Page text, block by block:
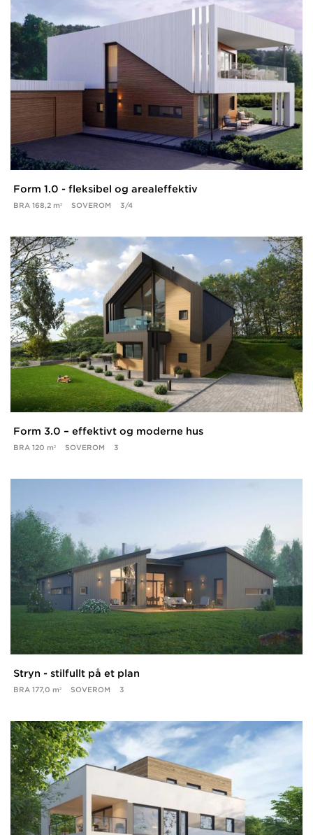
Form 1.0 - fleksibel og arealeffektiv
BRA 168,2 m² SOVEROM 3/4
Form 3.0 – effektivt og moderne hus
BRA 120 m² SOVEROM 3
Stryn - stilfullt på et plan
BRA 177,0 m² SOVEROM 3